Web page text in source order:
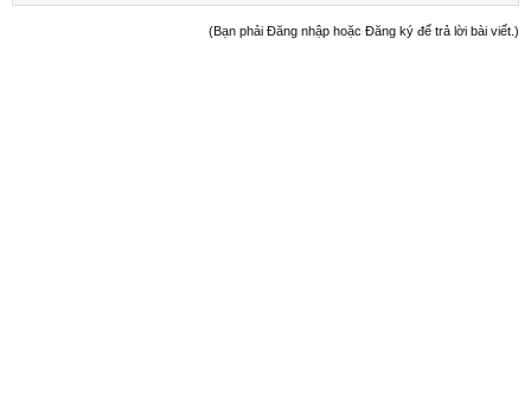
(Bạn phải Đăng nhập hoặc Đăng ký để trả lời bài viết.)